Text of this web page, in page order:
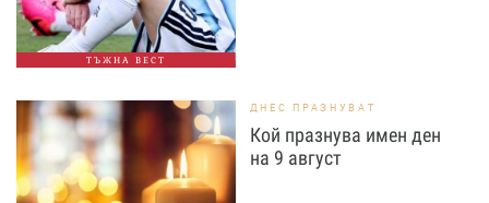
ТЪЖНА ВЕСТ
ДНЕС ПРАЗНУВАТ
Кой празнува имен ден
на 9 август